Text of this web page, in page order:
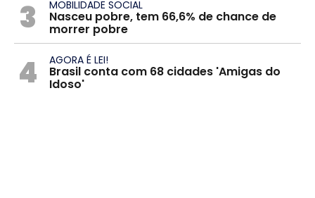
3 MOBILIDADE SOCIAL
Nasceu pobre, tem 66,6% de chance de
morrer pobre
4 AGORA É LEI!
Brasil conta com 68 cidades 'Amigas do
Idoso'